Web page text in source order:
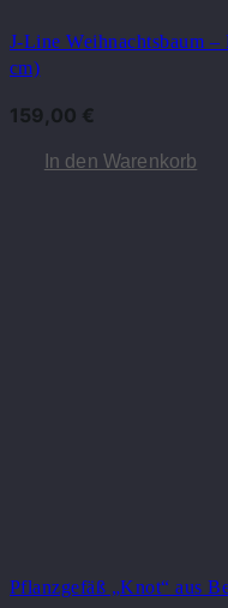
J-Line Weihnachtsbaum
cm)
159,00 €
In den Warenkorb
Pflanzgefäß „Knot“ aus